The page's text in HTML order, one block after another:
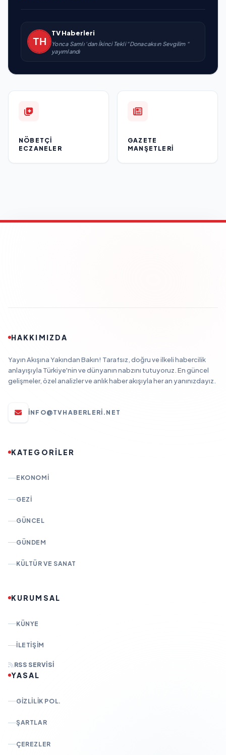
TV Haberleri
Yonca Samlı ‘dan İkinci Tekli “Donacaksın Sevgilim “
yayımlandı
NÖBETÇI
ECZANELER
GAZETE
MANŞETLERI
HAKKIMIZDA
Yayın Akışına Yakından Bakın! Tarafsız, doğru ve ilkeli habercilik
anlayışıyla Türkiye'nin ve dünyanın nabzını tutuyoruz. En güncel
gelişmeler, özel analizler ve anlık haber akışıyla her an yanınızdayız.
INFO@TVHABERLERI.NET
KATEGORİLER
EKONOMI
GEZI
GÜNCEL
GÜNDEM
KÜLTÜR VE SANAT
KURUMSAL
KÜNYE
İLETIŞIM
RSS SERVISI
YASAL
GIZLILIK POL.
ŞARTLAR
ÇEREZLER